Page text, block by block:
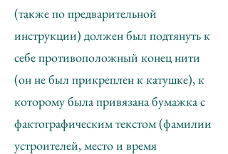
(также по предварительной
инструкции) должен был подтянуть к
себе противоположный конец нити
(он не был прикреплен к катушке), к
которому была привязана бумажка с
фактографическим текстом (фамилии
устроителей, место и время